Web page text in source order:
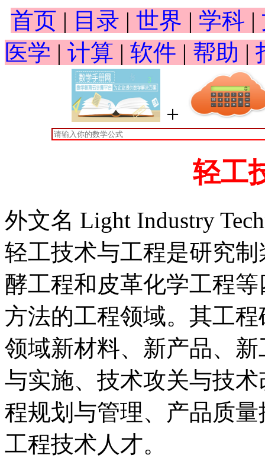
首页 | 目录 | 世界 | 学科 |
医学 | 计算 | 软件 | 帮助 |
+
轻工
外文名 Light Industry
轻工技术与工程是研究
酵工程和皮革化学工程
方法的工程领域。其工
领域新材料、新产品、
与实施、技术攻关与技
程规划与管理、产品质
工程技术人才。